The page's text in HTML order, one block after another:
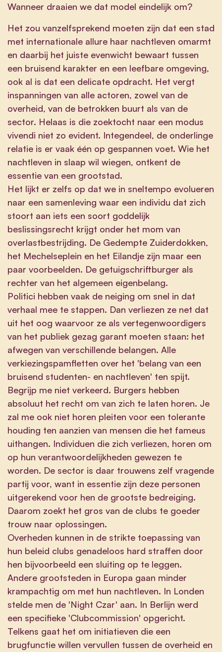
Wanneer draaien we dat model eindelijk om?
Het zou vanzelfsprekend moeten zijn dat een stad
met internationale allure haar nachtleven omarmt
en daarbij het juiste evenwicht bewaart tussen
een bruisend karakter en een leefbare omgeving,
ook al is dat een delicate opdracht. Het vergt
inspanningen van alle actoren, zowel van de
overheid, van de betrokken buurt als van de
sector. Helaas is die zoektocht naar een modus
vivendi niet zo evident. Integendeel, de onderlinge
relatie is er vaak één op gespannen voet. Wie het
nachtleven in slaap wil wiegen, ontkent de
essentie van een grootstad.
Het lijkt er zelfs op dat we in sneltempo evolueren
naar een samenleving waar een individu dat zich
stoort aan iets een soort goddelijk
beslissingsrecht krijgt onder het mom van
overlastbestrijding. De Gedempte Zuiderdokken,
het Mechelseplein en het Eilandje zijn maar een
paar voorbeelden. De getuigschriftburger als
rechter van het algemeen eigenbelang.
Politici hebben vaak de neiging om snel in dat
verhaal mee te stappen. Dan verliezen ze net dat
uit het oog waarvoor ze als vertegenwoordigers
van het publiek gezag garant moeten staan: het
afwegen van verschillende belangen. Alle
verkiezingspamfletten over het 'belang van een
bruisend studenten- en nachtleven' ten spijt.
Begrijp me niet verkeerd. Burgers hebben
absoluut het recht om van zich te laten horen. Je
zal me ook niet horen pleiten voor een tolerante
houding ten aanzien van mensen die het fameus
uithangen. Individuen die zich verliezen, horen om
op hun verantwoordelijkheden gewezen te
worden. De sector is daar trouwens zelf vragende
partij voor, want in essentie zijn deze personen
uitgerekend voor hen de grootste bedreiging.
Daarom zoekt het gros van de clubs te goeder
trouw naar oplossingen.
Overheden kunnen in de strikte toepassing van
hun beleid clubs genadeloos hard straffen door
hen bijvoorbeeld een sluiting op te leggen.
Andere grootsteden in Europa gaan minder
krampachtig om met hun nachtleven. In Londen
stelde men de 'Night Czar' aan. In Berlijn werd
een specifieke 'Clubcommission' opgericht.
Telkens gaat het om initiatieven die een
brugfunctie willen vervullen tussen de overheid en